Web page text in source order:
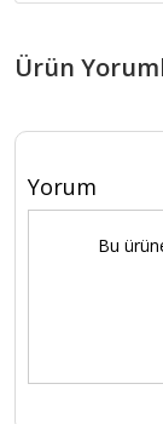
Ürün
Yorum
Bu